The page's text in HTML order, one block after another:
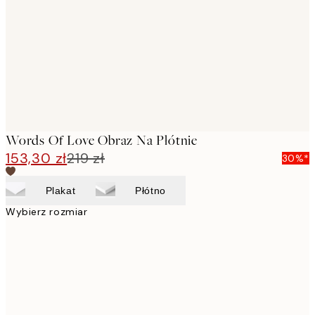
Words Of Love Obraz Na Płótnie
153,30 zł219 zł 30%*
Plakat Płótno
Wybierz rozmiar